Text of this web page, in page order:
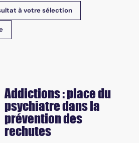
à votre sélection
Addictions : place du
psychiatre dans la
prévention des
rechutes